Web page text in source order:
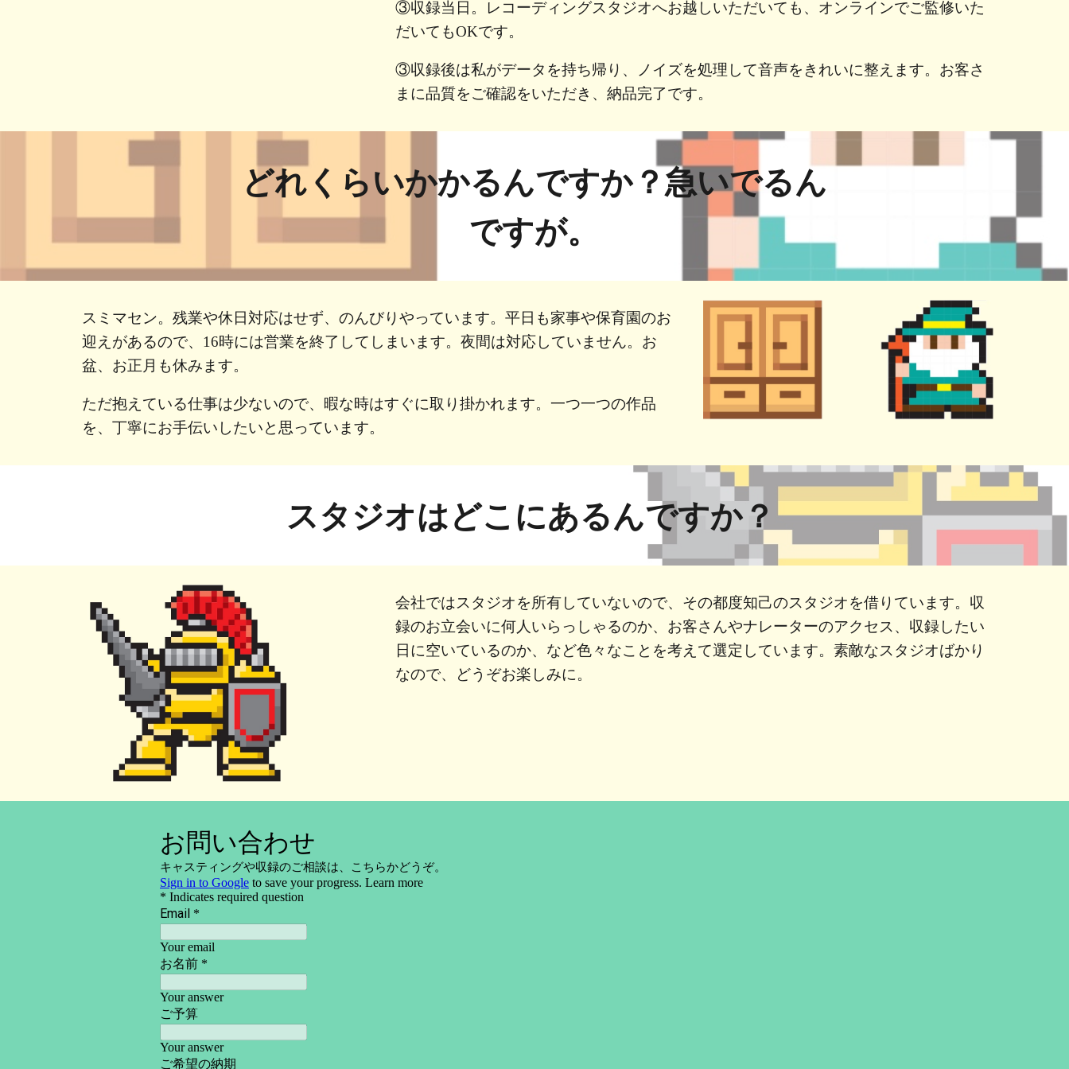
③収録当日。レコーディングスタジオへお越しいただいても、オンラインでご監修いた
だいてもOKです。
③収録後は私がデータを持ち帰り、ノイズを処理して音声をきれいに整えます。お客さ
まに品質をご確認をいただき、納品完了です。
どれくらいかかるんですか？急いでるん
ですが。
スミマセン。残業や休日対応はせず、のんびりやっています。平日も家事や保育園のお
迎えがあるので、16時には営業を終了してしまいます。夜間は対応していません。お
盆、お正月も休みます。
ただ抱えている仕事は少ないので、暇な時はすぐに取り掛かれます。一つ一つの作品
を、丁寧にお手伝いしたいと思っています。
スタジオはどこにあるんですか？
会社ではスタジオを所有していないので、その都度知己のスタジオを借りています。収
録のお立会いに何人いらっしゃるのか、お客さんやナレーターのアクセス、収録したい
日に空いているのか、など色々なことを考えて選定しています。素敵なスタジオばかり
なので、どうぞお楽しみに。